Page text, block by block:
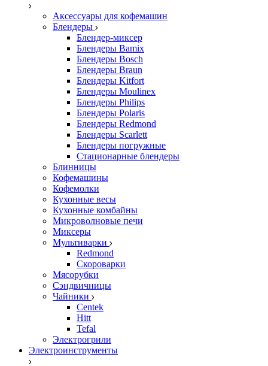
Аксессуары для кофемашин
Блендеры
Блендер-миксер
Блендеры Bamix
Блендеры Bosch
Блендеры Braun
Блендеры Kitfort
Блендеры Moulinex
Блендеры Philips
Блендеры Polaris
Блендеры Redmond
Блендеры Scarlett
Блендеры погружные
Стационарные блендеры
Блинницы
Кофемашины
Кофемолки
Кухонные весы
Кухонные комбайны
Микроволновые печи
Миксеры
Мультиварки
Redmond
Скороварки
Мясорубки
Сэндвичницы
Чайники
Centek
Hitt
Tefal
Электрогрили
Электроинструменты